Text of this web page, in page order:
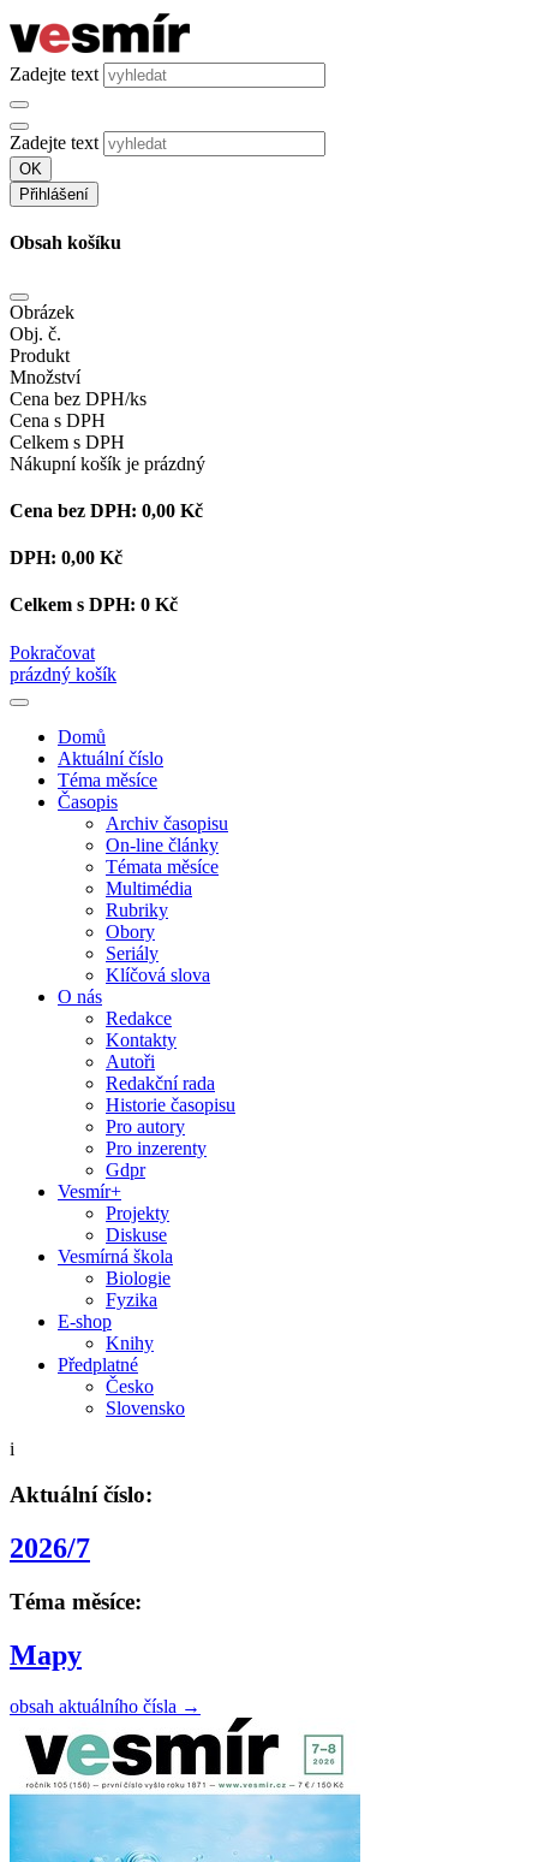
Zadejte text
Zadejte text
OK
Přihlášení
Obsah košíku
Obrázek
Obj. č.
Produkt
Množství
Cena bez DPH/ks
Cena s DPH
Celkem s DPH
Nákupní košík je prázdný
Cena bez DPH: 0,00 Kč
DPH: 0,00 Kč
Celkem s DPH: 0 Kč
Pokračovat
prázdný košík
Domů
Aktuální číslo
Téma měsíce
Časopis
Archiv časopisu
On-line články
Témata měsíce
Multimédia
Rubriky
Obory
Seriály
Klíčová slova
O nás
Redakce
Kontakty
Autoři
Redakční rada
Historie časopisu
Pro autory
Pro inzerenty
Gdpr
Vesmír+
Projekty
Diskuse
Vesmírná škola
Biologie
Fyzika
E-shop
Knihy
Předplatné
Česko
Slovensko
i
Aktuální číslo:
2026/7
Téma měsíce:
Mapy
obsah aktuálního čísla →